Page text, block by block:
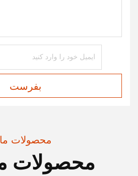
بفرست
محصولات ما
محصولات